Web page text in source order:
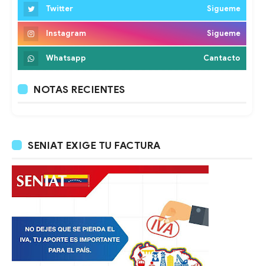
Twitter Sigueme
Instagram Sigueme
Whatsapp Cantacto
NOTAS RECIENTES
SENIAT EXIGE TU FACTURA